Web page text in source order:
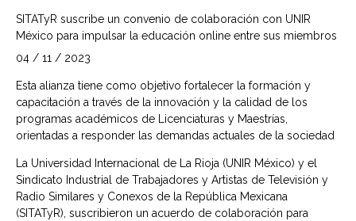
SITATyR suscribe un convenio de colaboración con UNIR
México para impulsar la educación online entre sus miembros
04 / 11 / 2023
Esta alianza tiene como objetivo fortalecer la formación y
capacitación a través de la innovación y la calidad de los
programas académicos de Licenciaturas y Maestrías,
orientadas a responder las demandas actuales de la sociedad
La Universidad Internacional de La Rioja (UNIR México) y el
Sindicato Industrial de Trabajadores y Artistas de Televisión y
Radio Similares y Conexos de la República Mexicana
(SITATyR), suscribieron un acuerdo de colaboración para